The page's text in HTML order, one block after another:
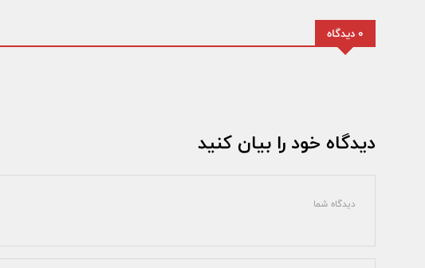
0 دیدگاه
دیدگاه خود را بیان کنید